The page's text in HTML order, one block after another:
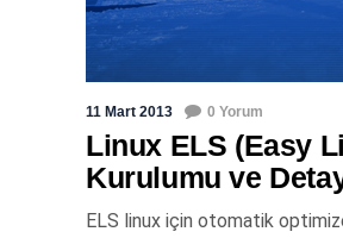
11 Mart 2013 0 Yorum
Linux ELS (Easy
Kurulumu ve
ELS linux için otomatik